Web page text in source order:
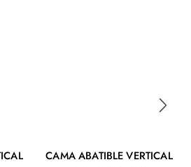
CAMA ABATIBLE VERTICAL